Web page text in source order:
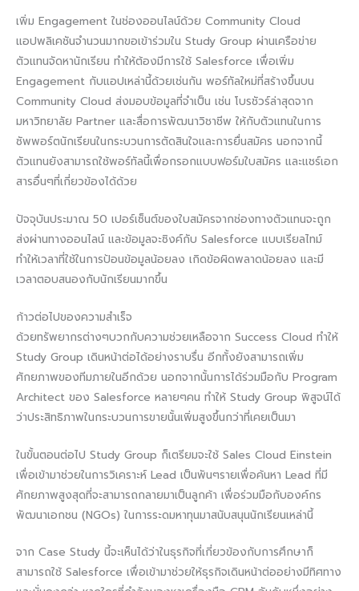
เพิ่ม Engagement ในช่องออนไลน์ด้วย Community Cloud
แอปพลิเคชันจำนวนมากขอเข้าร่วมใน Study Group ผ่านเครือข่าย
ตัวแทนจัดหานักเรียน ทำให้ต้องมีการใช้ Salesforce เพื่อเพิ่ม
Engagement กับแอปเหล่านี้ด้วยเช่นกัน พอร์ทัลใหม่ที่สร้างขึ้นบน
Community Cloud ส่งมอบข้อมูลที่จำเป็น เช่น โบรชัวร์ล่าสุดจาก
มหาวิทยาลัย Partner และสื่อการพัฒนาวิชาชีพ ให้กับตัวแทนในการ
ซัพพอร์ตนักเรียนในกระบวนการตัดสินใจและการยื่นสมัคร นอกจากนี้
ตัวแทนยังสามารถใช้พอร์ทัลนี้เพื่อกรอกแบบฟอร์มใบสมัคร และแชร์เอก
สารอื่นๆที่เกี่ยวข้องได้ด้วย
ปัจจุบันประมาณ 50 เปอร์เซ็นต์ของใบสมัครจากช่องทางตัวแทนจะถูก
ส่งผ่านทางออนไลน์ และข้อมูลจะซิงค์กับ Salesforce แบบเรียลไทม์
ทำให้เวลาที่ใช้ในการป้อนข้อมูลน้อยลง เกิดข้อผิดพลาดน้อยลง และมี
เวลาตอบสนองกับนักเรียนมากขึ้น
ก้าวต่อไปของความสำเร็จ
ด้วยทรัพยากรต่างๆบวกกับความช่วยเหลือจาก Success Cloud ทำให้
Study Group เดินหน้าต่อได้อย่างราบรื่น อีกทั้งยังสามารถเพิ่ม
ศักยภาพของทีมภายในอีกด้วย นอกจากนั้นการได้ร่วมมือกับ Program
Architect ของ Salesforce หลายๆคน ทำให้ Study Group พิสูจน์ได้
ว่าประสิทธิภาพในกระบวนการขายนั้นเพิ่มสูงขึ้นกว่าที่เคยเป็นมา
ในขั้นตอนต่อไป Study Group ก็เตรียมจะใช้ Sales Cloud Einstein
เพื่อเข้ามาช่วยในการวิเคราะห์ Lead เป็นพันๆรายเพื่อค้นหา Lead ที่มี
ศักยภาพสูงสุดที่จะสามารถกลายมาเป็นลูกค้า เพื่อร่วมมือกับองค์กร
พัฒนาเอกชน (NGOs) ในการระดมหาทุนมาสนับสนุนนักเรียนเหล่านี้
จาก Case Study นี้จะเห็นได้ว่าในธุรกิจที่เกี่ยวข้องกับการศึกษาก็
สามารถใช้ Salesforce เพื่อเข้ามาช่วยให้ธุรกิจเดินหน้าต่ออย่างมีทิศทาง